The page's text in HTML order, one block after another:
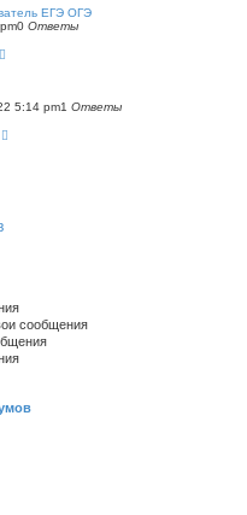
ЕГЭ ОГЭ
0 Ответы
5:14 pm1 Ответы
сообщения